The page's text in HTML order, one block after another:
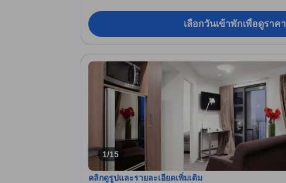
เลือกวันเข้าพักเพื่อดูราคา
1/15
คลิกดูรูปและรายละเอียดเพิ่มเติม